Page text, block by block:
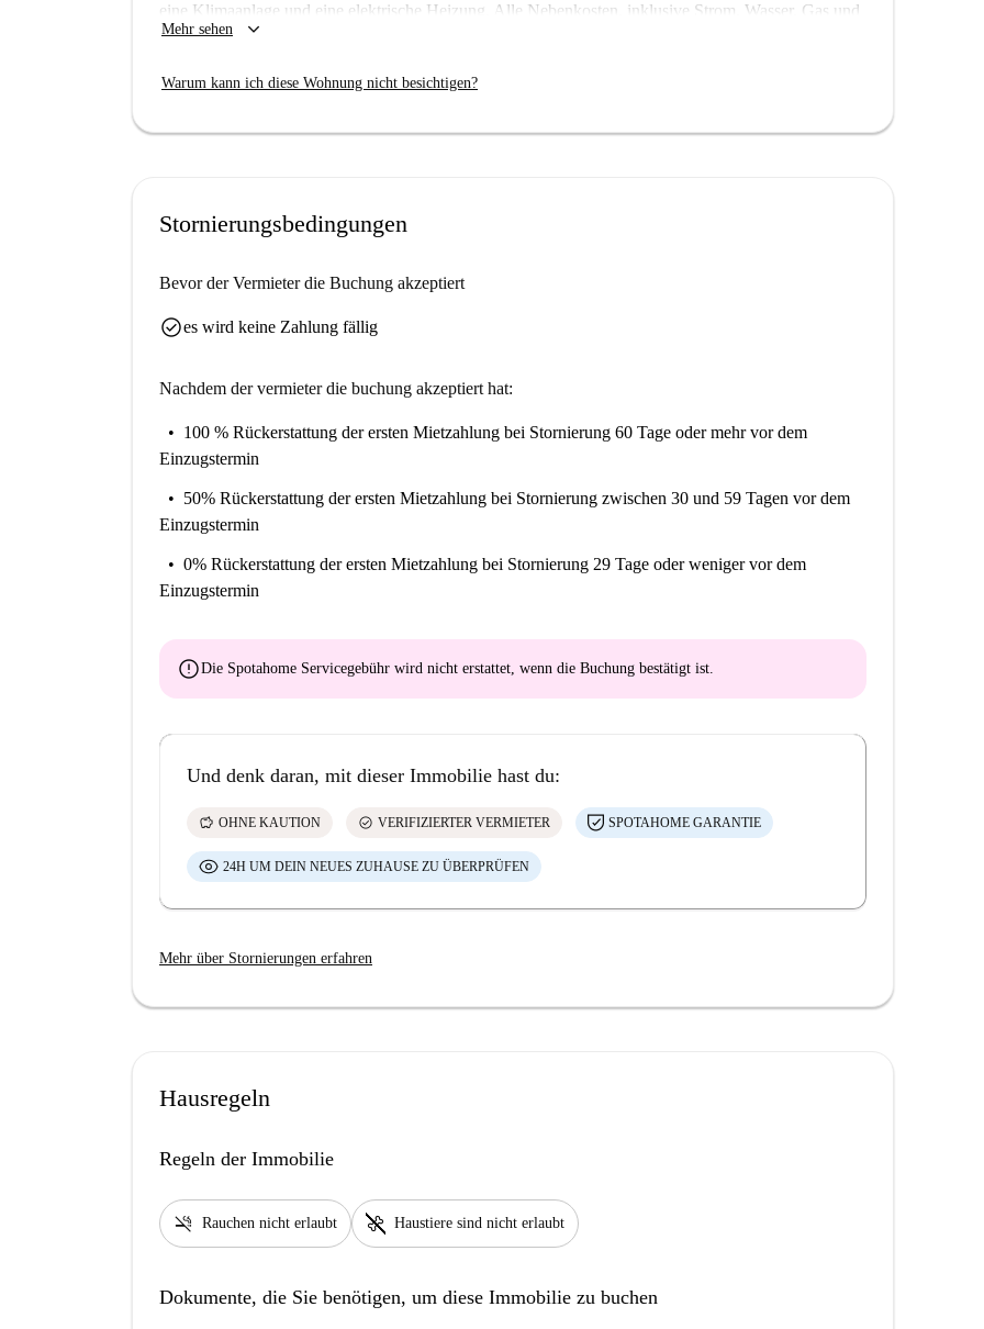
eine Klimaanlage und eine elektrische Heizung. Alle Nebenkosten, inklusive Strom, Wasser, Gas und
WLAN, sind in der Miete enthalten.
Majadahonda ist bekannt für seine vielfältige Gastronomieszene. In der Nähe finden Sie zahlreiche
Gerichten. Diese Lage bietet einen idealen Lebensstil, der Komfort und kulinarische Entdeckungen
Mehr sehen keyboard_arrow_down
Warum kann ich diese Wohnung nicht besichtigen?
Stornierungsbedingungen
Bevor der Vermieter die Buchung akzeptiert
check_circlees wird keine Zahlung fällig
Nachdem der vermieter die buchung akzeptiert hat:
100 % Rückerstattung der ersten Mietzahlung bei Stornierung 60 Tage oder mehr vor dem
Einzugstermin
50% Rückerstattung der ersten Mietzahlung bei Stornierung zwischen 30 und 59 Tagen vor dem
Einzugstermin
0% Rückerstattung der ersten Mietzahlung bei Stornierung 29 Tage oder weniger vor dem
Einzugstermin
errorDie Spotahome Servicegebühr wird nicht erstattet, wenn die Buchung bestätigt ist.
Und denk daran, mit dieser Immobilie hast du:
savings OHNE KAUTION check_circle VERIFIZIERTER VERMIETER SPOTAHOME GARANTIE
24H UM DEIN NEUES ZUHAUSE ZU ÜBERPRÜFEN
Mehr über Stornierungen erfahren
Hausregeln
Regeln der Immobilie
smoke_free Rauchen nicht erlaubt pet_supplies Haustiere sind nicht erlaubt
Dokumente, die Sie benötigen, um diese Immobilie zu buchen